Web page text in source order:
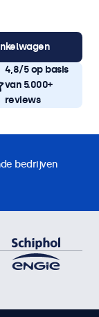
4,8/5 op basis
van 5.000+
reviews
bedrijven